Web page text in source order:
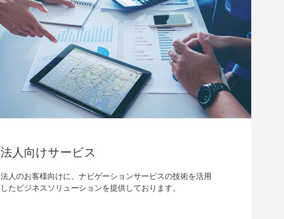
法人向けサービス
法人のお客様向けに、ナビゲーションサービスの技術を活用
したビジネスソリューションを提供しております。